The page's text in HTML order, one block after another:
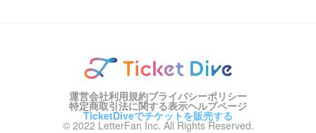
運営会社利用規約プライバシーポリシー
特定商取引法に関する表示ヘルプページ
TicketDiveでチケットを販売する
© 2022 LetterFan Inc. All Rights Reserved.